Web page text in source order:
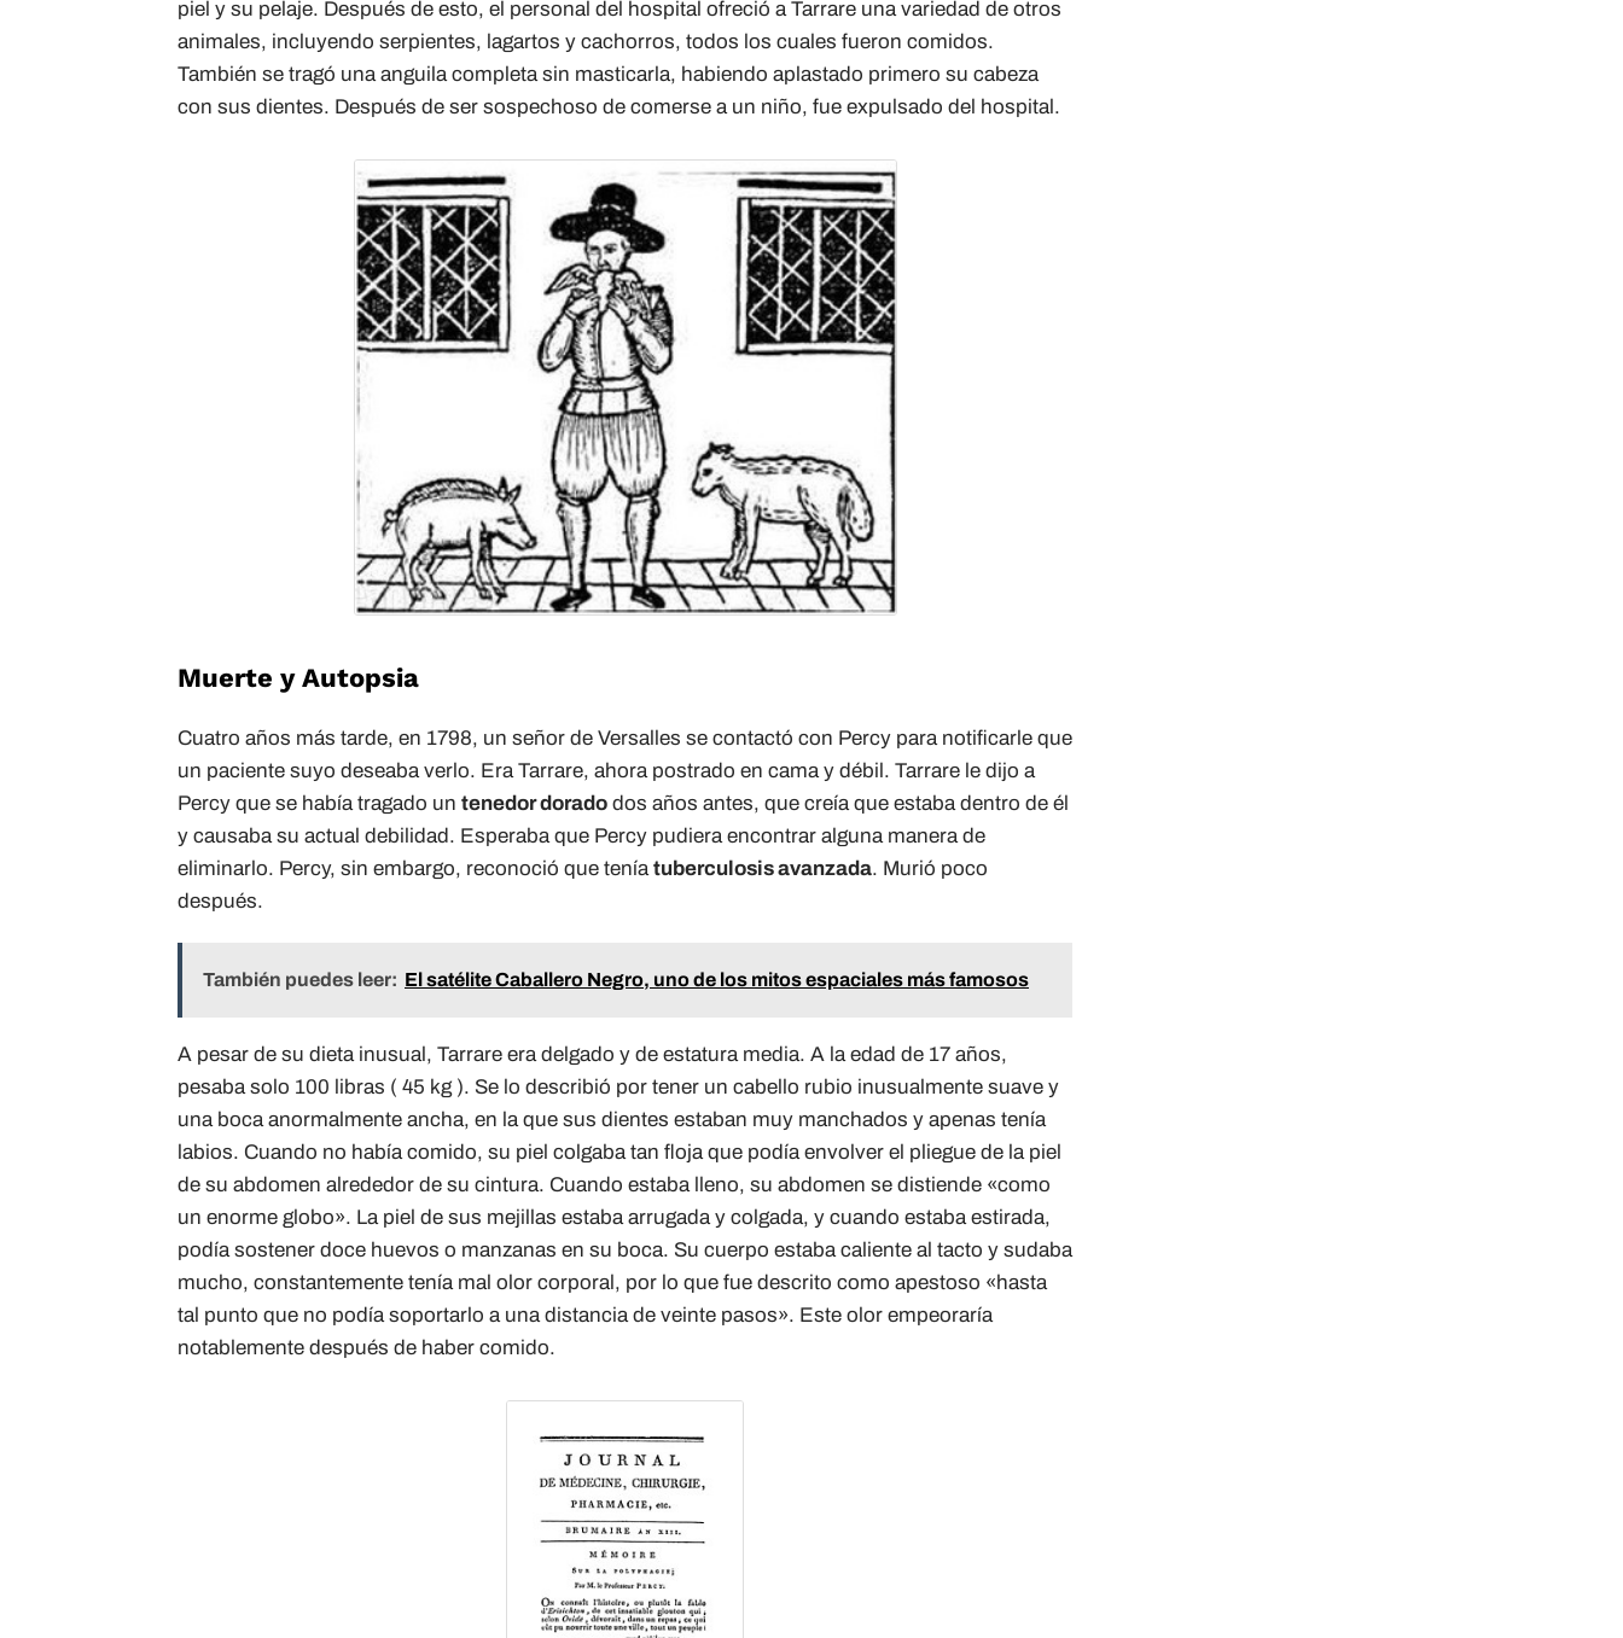
piel y su pelaje. Después de esto, el personal del hospital ofreció a Tarrare una variedad de otros
animales, incluyendo serpientes, lagartos y cachorros, todos los cuales fueron comidos.
También se tragó una anguila completa sin masticarla, habiendo aplastado primero su cabeza
con sus dientes. Después de ser sospechoso de comerse a un niño, fue expulsado del hospital.
Muerte y Autopsia
Cuatro años más tarde, en 1798, un señor de Versalles se contactó con Percy para notificarle que
un paciente suyo deseaba verlo. Era Tarrare, ahora postrado en cama y débil. Tarrare le dijo a
Percy que se había tragado un tenedor dorado dos años antes, que creía que estaba dentro de él
y causaba su actual debilidad. Esperaba que Percy pudiera encontrar alguna manera de
eliminarlo. Percy, sin embargo, reconoció que teníatuberculosis avanzada. Murió poco
después.
También puedes leer: El satélite Caballero Negro, uno de los mitos espaciales más famosos
A pesar de su dieta inusual, Tarrare era delgado y de estatura media. A la edad de 17 años,
pesaba solo 100 libras ( 45 kg ). Se lo describió por tener un cabello rubio inusualmente suave y
una boca anormalmente ancha, en la que sus dientes estaban muy manchados y apenas tenía
labios. Cuando no había comido, su piel colgaba tan floja que podía envolver el pliegue de la piel
de su abdomen alrededor de su cintura. Cuando estaba lleno, su abdomen se distiende «como
un enorme globo». La piel de sus mejillas estaba arrugada y colgada, y cuando estaba estirada,
podía sostener doce huevos o manzanas en su boca. Su cuerpo estaba caliente al tacto y sudaba
mucho, constantemente tenía mal olor corporal, por lo que fue descrito como apestoso «hasta
tal punto que no podía soportarlo a una distancia de veinte pasos». Este olor empeoraría
notablemente después de haber comido.